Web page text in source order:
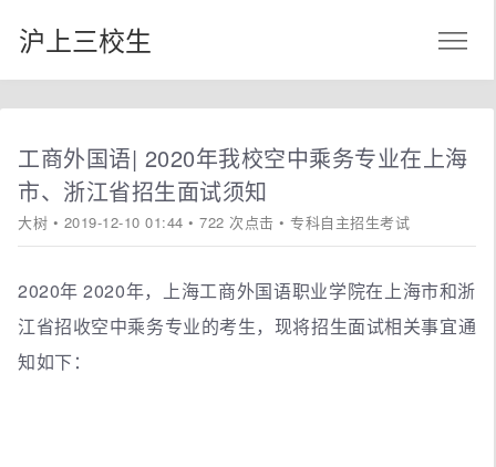
沪上三校生
工商外国语| 2020年我校空中乘务专业在上海
市、浙江省招生面试须知
大树 • 2019-12-10 01:44 • 722 次点击 • 专科自主招生考试
2020年 2020年，上海工商外国语职业学院在上海市和浙
江省招收空中乘务专业的考生，现将招生面试相关事宜通
知如下：